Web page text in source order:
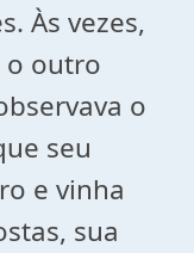
Às vezes,
o outro
o
seu
e vinha
sua